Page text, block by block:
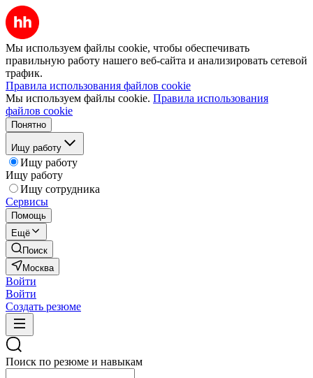
Мы используем файлы cookie, чтобы обеспечивать
правильную работу нашего веб-сайта и анализировать сетевой
трафик.
Правила использования файлов cookie
Мы используем файлы cookie. Правила использования
файлов cookie
Понятно
Ищу работу
Ищу работу
Ищу работу
Ищу сотрудника
Сервисы
Помощь
Ещё
Поиск
Москва
Войти
Войти
Создать резюме
Поиск по резюме и навыкам